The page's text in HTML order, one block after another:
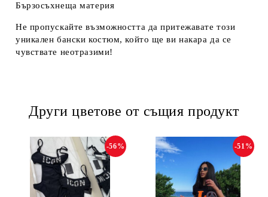
Бързосъхнеща материя
Не пропускайте възможността да притежавате този
уникален бански костюм, който ще ви накара да се
чувствате неотразими!
Други цветове от същия продукт
-56% -51%